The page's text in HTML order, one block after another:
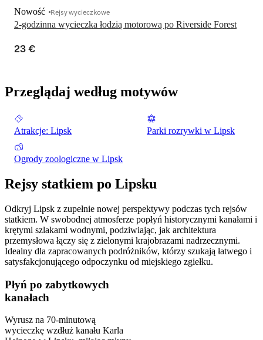
2-godzinna wycieczka łodzią motorową po Riverside Forest
Nowość Rejsy wycieczkowe
23 €
Przeglądaj według motywów
Atrakcje: Lipsk Parki rozrywki w Lipsk
Ogrody zoologiczne w Lipsk
Rejsy statkiem po Lipsku
Odkryj Lipsk z zupełnie nowej perspektywy podczas tych rejsów
statkiem. W swobodnej atmosferze popłyń historycznymi kanałami i
krętymi szlakami wodnymi, podziwiając, jak architektura
przemysłowa łączy się z zielonymi krajobrazami nadrzecznymi.
Idealny dla zapracowanych podróżników, którzy szukają łatwego i
satysfakcjonującego odpoczynku od miejskiego zgiełku.
Płyń po zabytkowych
kanałach
Wyrusz na 70-minutową
wycieczkę wzdłuż kanału Karla